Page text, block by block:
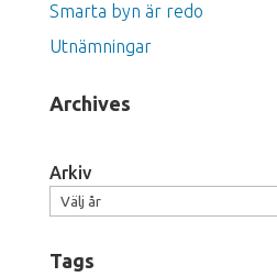
Smarta byn är redo
Utnämningar
Archives
Arkiv
Tags